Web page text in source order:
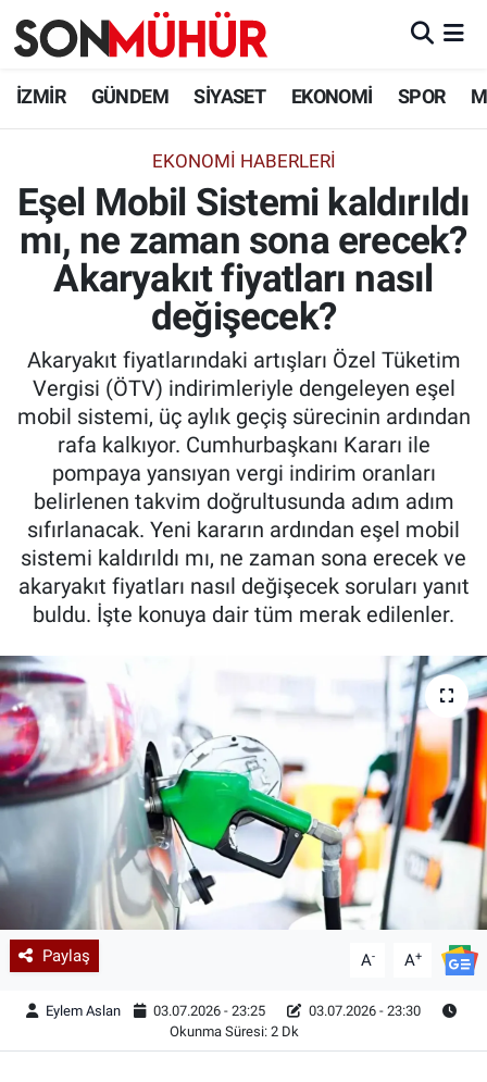
İZMİR GÜNDEM SİYASET EKONOMİ SPOR
EKONOMI HABERLERI
Eşel Mobil Sistemi kaldırıldı
mı, ne zaman sona erecek?
Akaryakıt fiyatları nasıl
değişecek?
Akaryakıt fiyatlarındaki artışları Özel Tüketim
Vergisi (ÖTV) indirimleriyle dengeleyen eşel
mobil sistemi, üç aylık geçiş sürecinin ardından
rafa kalkıyor. Cumhurbaşkanı Kararı ile
pompaya yansıyan vergi indirim oranları
belirlenen takvim doğrultusunda adım adım
sıfırlanacak. Yeni kararın ardından eşel mobil
sistemi kaldırıldı mı, ne zaman sona erecek ve
akaryakıt fiyatları nasıl değişecek soruları yanıt
buldu. İşte konuya dair tüm merak edilenler.
Paylaş A- A+
Eylem Aslan 03.07.2026 - 23:25
03.07.2026 - 23:30
Okunma Süresi: 2 Dk
İzmir Nöbetçi Eczaneler
İzmir Namaz Vakitleri
İzmir Trafik Yoğunluk Haritası
Süper Lig Puan Durumu ve Fikstür
Tüm Manşetler
Son Dakika Haberleri
Haber Arşivi